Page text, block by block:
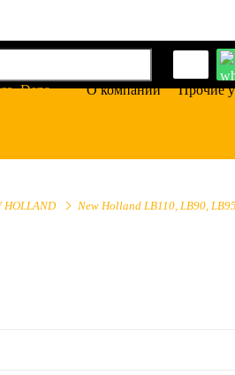
О компании Прочие
New Holland LB110, LB90,